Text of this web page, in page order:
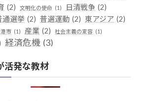
(2) 文明化の使命 (1) 日清戦争 (2)
通選挙 (2) 普選運動 (2) 東アジア (2)
港市 (1) 産業 (2) 社会主義の変容 (1)
経済危機 (3)
家 (1) 開発 (1)
活発な教材